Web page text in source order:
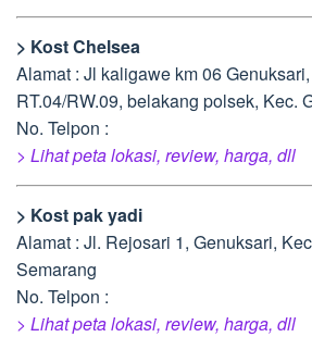
> Kost Chelsea
Alamat : Jl kaligawe km 06
RT.04/RW.09, belakang polsek, Kec.
No. Telpon :
> Lihat peta lokasi, review, harga, dll
> Kost pak yadi
Alamat : Jl. Rejosari 1, Genuksari,
Semarang
No. Telpon :
> Lihat peta lokasi, review, harga, dll